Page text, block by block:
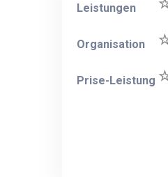
Leistungen
Organisation
Prise-Leistung